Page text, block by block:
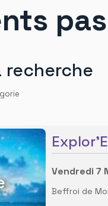
recherche
Vendredi 7
Beffroi de